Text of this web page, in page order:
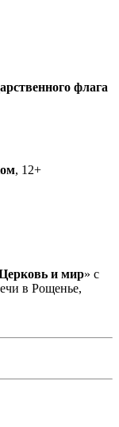
флага
, 12+
и мир» с
в Рощенье,